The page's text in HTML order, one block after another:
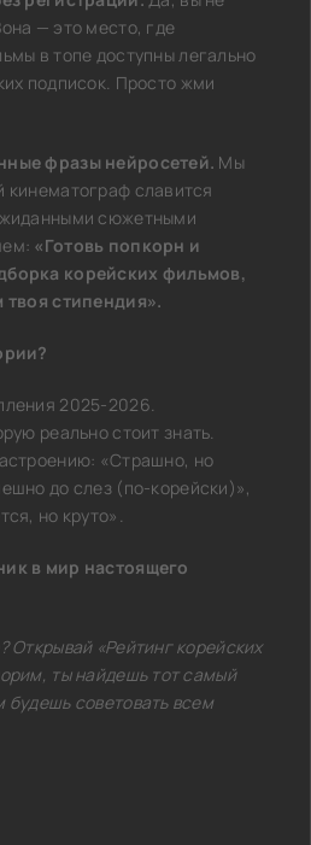
— это место, где
в топе доступны легально
подписок. Просто жми
фразы нейросетей. Мы
кинематограф славится
сюжетными
«Готовь попкорн и
корейских фильмов,
твоя стипендия».
2025-2026.
реально стоит знать.
«Страшно, но
до слез (по-корейски)»,
но круто».
в мир настоящего
Открывай «Рейтинг корейских
ты найдешь тот самый
советовать всем